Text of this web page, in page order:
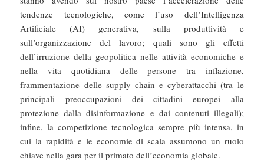
tendenze tecnologiche, come l’uso dell’Intelligenza
Artificiale (AI) generativa, sulla produttività e
sull’organizzazione del lavoro; quali sono gli effetti
dell’irruzione della geopolitica nelle attività economiche e
nella vita quotidiana delle persone tra inflazione,
frammentazione delle supply chain e cyberattacchi (tra le
principali preoccupazioni dei cittadini europei alla
protezione dalla disinformazione e dai contenuti illegali);
infine, la competizione tecnologica sempre più intensa, in
cui la rapidità e le economie di scala assumono un ruolo
chiave nella gara per il primato dell’economia globale.